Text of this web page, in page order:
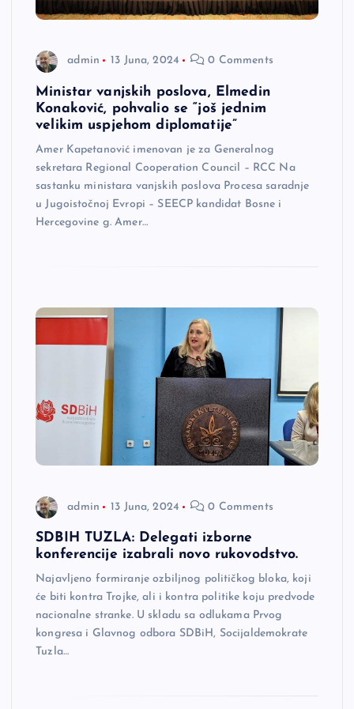
admin 13 Juna, 2024 0 Comments
Ministar vanjskih poslova, Elmedin
Konaković, pohvalio se “još jednim
velikim uspjehom diplomatije”
Amer Kapetanović imenovan je za Generalnog
sekretara Regional Cooperation Council – RCC Na
sastanku ministara vanjskih poslova Procesa saradnje
u Jugoistočnoj Evropi – SEECP kandidat Bosne i
Hercegovine g. Amer…
admin 13 Juna, 2024 0 Comments
SDBIH TUZLA: Delegati izborne
konferencije izabrali novo rukovodstvo.
Najavljeno formiranje ozbiljnog političkog bloka, koji
će biti kontra Trojke, ali i kontra politike koju predvode
nacionalne stranke. U skladu sa odlukama Prvog
kongresa i Glavnog odbora SDBiH, Socijaldemokrate
Tuzla…